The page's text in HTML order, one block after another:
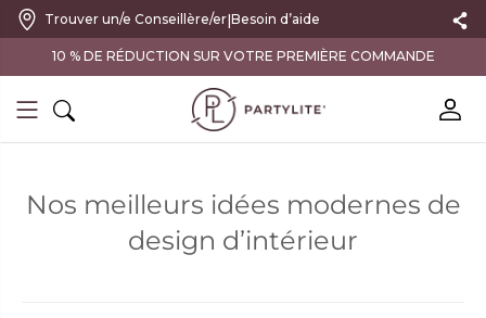
Trouver un/e Conseillère/er|Besoin d’aide
10 % DE RÉDUCTION SUR VOTRE PREMIÈRE COMMANDE
Nos meilleurs idées modernes de
design d’intérieur